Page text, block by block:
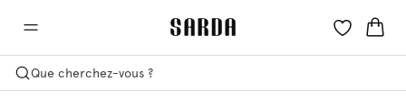
Que cherchez-vous ?